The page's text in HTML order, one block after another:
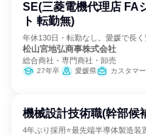
SE(三菱電機代理店 FA
ト 転勤無)
年休130日・転勤なし。愛媛で長く
松山宮地弘商事株式会社
総合商社・専門商社・卸売
27年卒 愛媛県 カスタマ
機械設計技術職(幹部候
4年ぶり採用⭐最先端半導体製造装